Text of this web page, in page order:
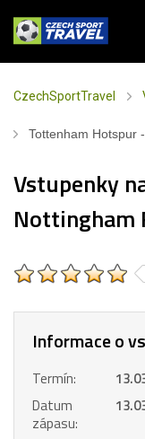
CzechSportTravel
Tottenham Hotspur
Vstupenky
Nottingham
Informace o
Termín:
Datum
zápasu: